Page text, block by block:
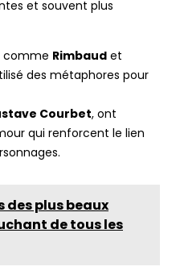
et souvent plus
comme Rimbaud et
des métaphores pour
Courbet, ont
qui renforcent le lien
des plus beaux
de tous les